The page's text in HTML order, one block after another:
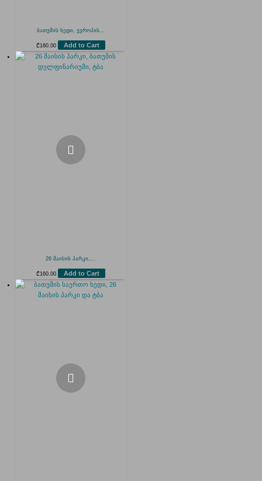
ბათუმის ხედი, ევროპის...
₾160.00 Add to Cart
26 მაისის პარკი,...
₾160.00 Add to Cart